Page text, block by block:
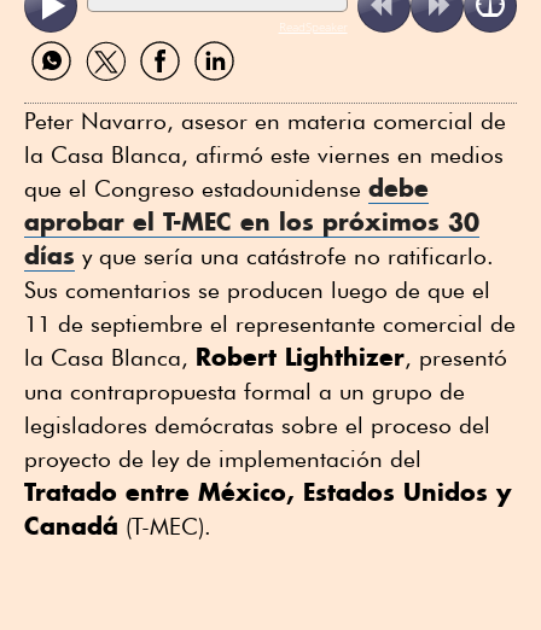
ReadSpeaker
Compartir
por
Compartir
por
Compartir
por
Compartir
por
Peter Navarro, asesor en materia comercial de
la Casa Blanca, afirmó este viernes en medios
que el Congreso estadounidense debe
aprobar el T-MEC en los próximos 30
días y que sería una catástrofe no ratificarlo.
Sus comentarios se producen luego de que el
11 de septiembre el representante comercial de
la Casa Blanca, Robert Lighthizer, presentó
una contrapropuesta formal a un grupo de
legisladores demócratas sobre el proceso del
proyecto de ley de implementación del
Tratado entre México, Estados Unidos y
Canadá (T-MEC).